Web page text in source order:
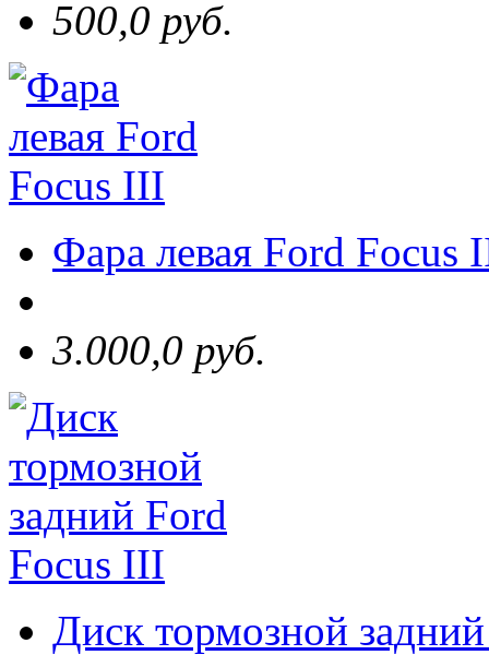
500,0 руб.
Фара левая Ford Focus
3.000,0 руб.
Диск тормозной